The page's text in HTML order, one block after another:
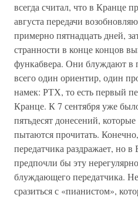
всегда считал, что в Кранце
августа передачи
примерно пятнадцать дней,
странности в конце концов
функабвера. Они блуждают в
всего один ориентир, один
намек: РТХ, то есть первый
Кранце. К 7 сентября уже
пятьдесят донесений,
пытаются прочитать.
передатчика раздражает, но
предпочли бы эту
блуждающего передатчика.
сразиться с «пианистом»,